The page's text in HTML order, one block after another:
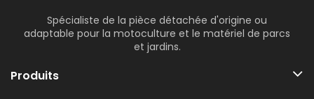
Spécialiste de la pièce détachée d'origine ou
adaptable pour la motoculture et le matériel de parcs
et jardins.
Produits